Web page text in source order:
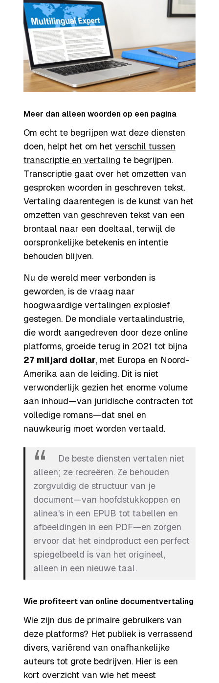
Meer dan alleen woorden op een pagina
Om echt te begrijpen wat deze diensten
doen, helpt het om het verschil tussen
transcriptie en vertaling te begrijpen.
Transcriptie gaat over het omzetten van
gesproken woorden in geschreven tekst.
Vertaling daarentegen is de kunst van het
omzetten van geschreven tekst van een
brontaal naar een doeltaal, terwijl de
oorspronkelijke betekenis en intentie
behouden blijven.
Nu de wereld meer verbonden is
geworden, is de vraag naar
hoogwaardige vertalingen explosief
gestegen. De mondiale vertaalindustrie,
die wordt aangedreven door deze online
platforms, groeide terug in 2021 tot bijna
27 miljard dollar, met Europa en Noord-
Amerika aan de leiding. Dit is niet
verwonderlijk gezien het enorme volume
aan inhoud—van juridische contracten tot
volledige romans—dat snel en
nauwkeurig moet worden vertaald.
De beste diensten vertalen niet
alleen; ze recreëren. Ze behouden
zorgvuldig de structuur van je
document—van hoofdstukkoppen en
alinea's in een EPUB tot tabellen en
afbeeldingen in een PDF—en zorgen
ervoor dat het eindproduct een perfect
spiegelbeeld is van het origineel,
alleen in een nieuwe taal.
Wie profiteert van online documentvertaling
Wie zijn dus de primaire gebruikers van
deze platforms? Het publiek is verrassend
divers, variërend van onafhankelijke
auteurs tot grote bedrijven. Hier is een
kort overzicht van wie het meest